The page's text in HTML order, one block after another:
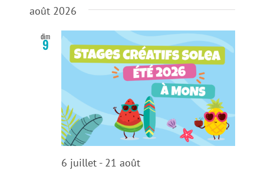
navigation
de
vues
une
août 2026
dim
9
6 juillet- 21 août